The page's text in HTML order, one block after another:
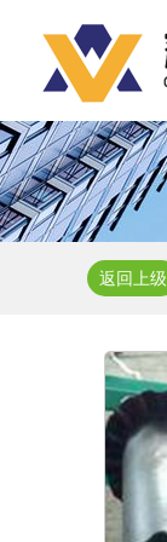
返回上级